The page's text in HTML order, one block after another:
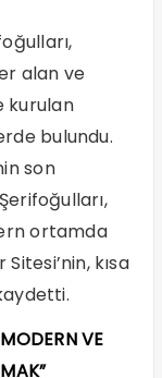
alan ve
kurulan
bulundu.
son
ortamda
kısa
VE